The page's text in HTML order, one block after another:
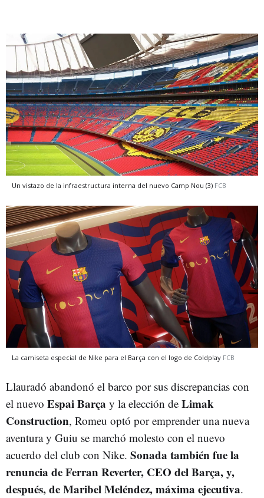
Un vistazo de la infraestructura interna del nuevo Camp Nou (3) FCB
La camiseta especial de Nike para el Barça con el logo de Coldplay FCB
Llauradó abandonó el barco por sus discrepancias con
el nuevo Espai Barça y la elección de Limak
Construction, Romeu optó por emprender una nueva
aventura y Guiu se marchó molesto con el nuevo
acuerdo del club con Nike. Sonada también fue la
renuncia de Ferran Reverter, CEO del Barça, y,
después, de Maribel Meléndez, máxima ejecutiva.